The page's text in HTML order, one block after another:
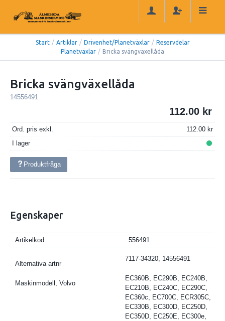
Start / Artiklar / Drivenhet/Planetväxlar / Reservdelar
Planetväxlar / Bricka svängväxellåda
Bricka svängväxellåda
14556491
112.00
Ord. pris exkl.
112.00
I lager
Produktfråga
Egenskaper
Artikelkod 556491
Alternativa artnr
7117-34320, 14556491
Maskinmodell, Volvo
EC360B, EC290B, EC240B,
EC210B, EC240C, EC290C,
EC360c, EC700C, ECR305C,
EC330B, EC300D, EC250D,
EC350D, EC250E, EC300e,